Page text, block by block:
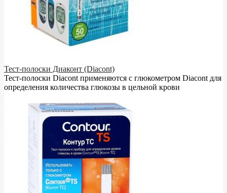
Тест-полоски Диаконт (Diacont)
Тест-полоски Diacont применяются с глюкометром Diacont для
определения количества глюкозы в цельной крови